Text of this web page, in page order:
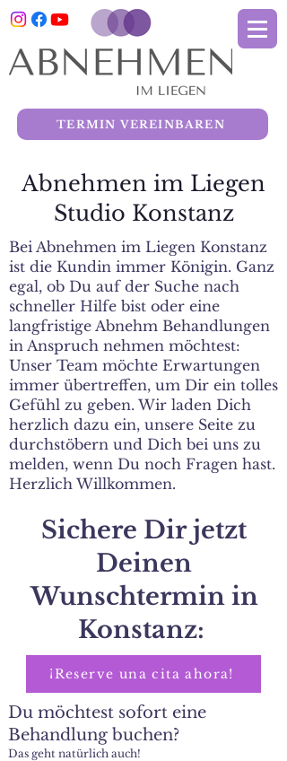
TERMIN VEREINBAREN
Abnehmen im Liegen
Studio Konstanz
Bei Abnehmen im Liegen Konstanz
ist die Kundin immer Königin. Ganz
egal, ob Du auf der Suche nach
schneller Hilfe bist oder eine
langfristige Abnehm Behandlungen
in Anspruch nehmen möchtest:
Unser Team möchte Erwartungen
immer übertreffen, um Dir ein tolles
Gefühl zu geben. Wir laden Dich
herzlich dazu ein, unsere Seite zu
durchstöbern und Dich bei uns zu
melden, wenn Du noch Fragen hast.
Herzlich Willkommen.
Sichere Dir jetzt
Deinen
Wunschtermin in
Konstanz:
¡Reserve una cita ahora!
Du möchtest sofort eine
Behandlung buchen?
Das geht natürlich auch!